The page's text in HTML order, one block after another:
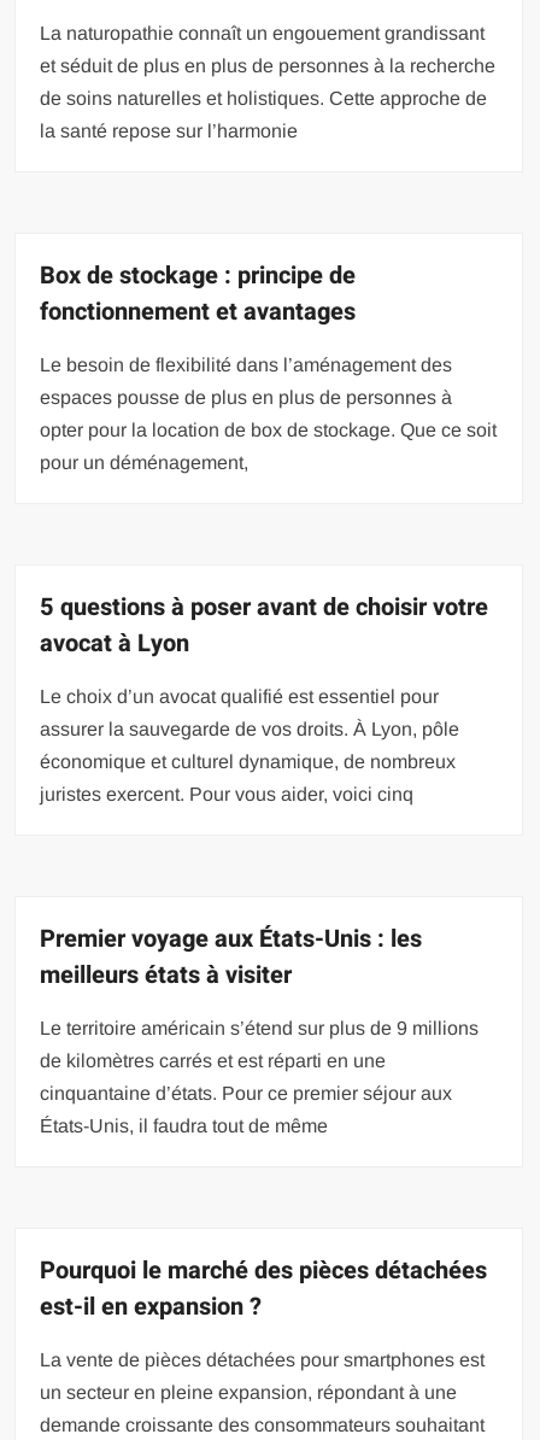
La naturopathie connaît un engouement grandissant
et séduit de plus en plus de personnes à la recherche
de soins naturelles et holistiques. Cette approche de
la santé repose sur l’harmonie
Box de stockage : principe de
fonctionnement et avantages
Le besoin de flexibilité dans l’aménagement des
espaces pousse de plus en plus de personnes à
opter pour la location de box de stockage. Que ce soit
pour un déménagement,
5 questions à poser avant de choisir votre
avocat à Lyon
Le choix d’un avocat qualifié est essentiel pour
assurer la sauvegarde de vos droits. À Lyon, pôle
économique et culturel dynamique, de nombreux
juristes exercent. Pour vous aider, voici cinq
Premier voyage aux États-Unis : les
meilleurs états à visiter
Le territoire américain s’étend sur plus de 9 millions
de kilomètres carrés et est réparti en une
cinquantaine d’états. Pour ce premier séjour aux
États-Unis, il faudra tout de même
Pourquoi le marché des pièces détachées
est-il en expansion ?
La vente de pièces détachées pour smartphones est
un secteur en pleine expansion, répondant à une
demande croissante des consommateurs souhaitant